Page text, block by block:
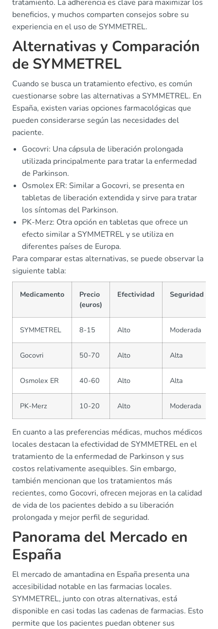
tratamiento. La adherencia es clave para maximizar los
beneficios, y muchos comparten consejos sobre su
experiencia en el uso de SYMMETREL.
Alternativas y Comparación
de SYMMETREL
Cuando se busca un tratamiento efectivo, es común
cuestionarse sobre las alternativas a SYMMETREL. En
España, existen varias opciones farmacológicas que
pueden considerarse según las necesidades del
paciente.
Gocovri: Una cápsula de liberación prolongada
utilizada principalmente para tratar la enfermedad
de Parkinson.
Osmolex ER: Similar a Gocovri, se presenta en
tabletas de liberación extendida y sirve para tratar
los síntomas del Parkinson.
PK-Merz: Otra opción en tabletas que ofrece un
efecto similar a SYMMETREL y se utiliza en
diferentes países de Europa.
Para comparar estas alternativas, se puede observar la
siguiente tabla:
Medicamento
Precio
(euros)
Efectividad Seguridad
SYMMETREL 8-15 Alto Moderada
Gocovri 50-70 Alto Alta
Osmolex ER 40-60 Alto Alta
PK-Merz 10-20 Alto Moderada
En cuanto a las preferencias médicas, muchos médicos
locales destacan la efectividad de SYMMETREL en el
tratamiento de la enfermedad de Parkinson y sus
costos relativamente asequibles. Sin embargo,
también mencionan que los tratamientos más
recientes, como Gocovri, ofrecen mejoras en la calidad
de vida de los pacientes debido a su liberación
prolongada y mejor perfil de seguridad.
Panorama del Mercado en
España
El mercado de amantadina en España presenta una
accesibilidad notable en las farmacias locales.
SYMMETREL, junto con otras alternativas, está
disponible en casi todas las cadenas de farmacias. Esto
permite que los pacientes puedan obtener sus